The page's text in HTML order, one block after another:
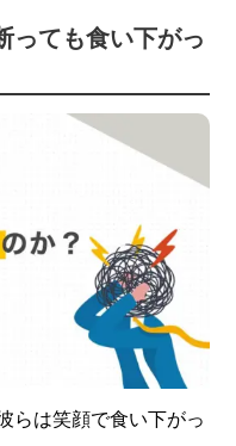
っても食い下がっ
らは笑顔で食い下がっ